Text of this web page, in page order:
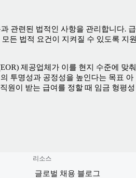
관련된 법적인 사항을 관리합니다. 급
든 법적 요건이 지켜질 수 있도록 지원
제공업체가 이를 현지 수준에 맞춰
투명성과 공정성을 높인다는 목표 아
원이 받는 급여를 정할 때 임금 형평성
리소스
글로벌 채용 블로그